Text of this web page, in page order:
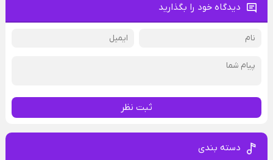
دیدگاه خود را بگذارید
ثبت نظر
دسته بندی